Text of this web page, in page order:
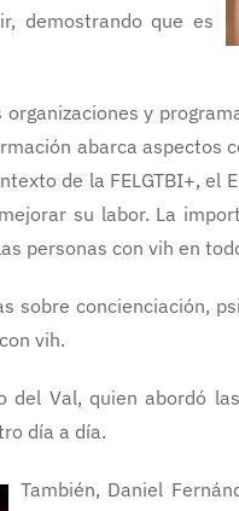
demostrando que es
y
abarca
de la FELGTBI+,
su labor. La
personas con vih en
concienciación,
vih.
Val, quien abordó
día a día.
También, Daniel